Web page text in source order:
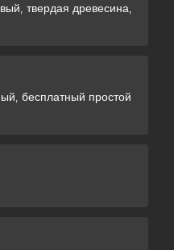
твердая древесина,
бесплатный простой